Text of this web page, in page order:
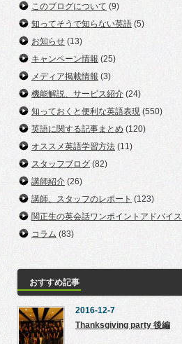
このブログについて (9)
知ってそうで知らない英語 (5)
お知らせ (13)
キャンペーン情報 (25)
メディア掲載情報 (3)
機能解説、サービス紹介 (24)
知っておくと便利な英語表現 (550)
英語に関する記事まとめ (120)
オススメ英語学習方法 (11)
スタッフブログ (82)
講師紹介 (26)
講師、スタッフのレポート (123)
関正生の英会話ワンポイントアドバイス
コラム (83)
おすすめ記事
2016-12-7
Thanksgiving party 後編